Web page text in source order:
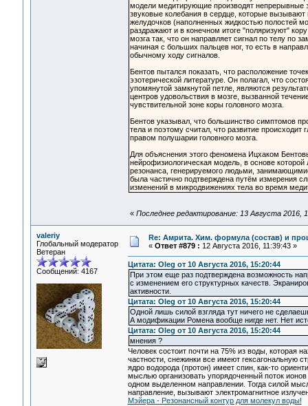
модели медитирующие производят непрерывные
звуковые колебания в сердце, которые вызывают
желудочков (наполненных жидкостью полостей
раздражают и в конечном итоге "поляризуют" кору
мозга так, что он направляет сигнал по телу по
начиная с больших пальцев ног, то есть в
обычному ходу сигналов.
Бентов пытался показать, что расположение
эзотерической литературе. Он полагал, что
упомянутой замкнутой петле, являются
центров удовольствия в мозге, вызванной
чувствительной зоне коры головного мозга.
Бентов указывал, что большинство симптомов
тела и поэтому считал, что развитие происходит
правом полушарии головного мозга.
Для объяснения этого феномена Ицхаком
нейрофизиологическая модель, в основе которой
резонанса, генерируемого людьми,
была частично подтверждена путём измерения
изменений в микродвижениях тела во время
« Последнее редактирование: 13 Августа 2016,
valeriy
Глобальный модератор
Ветеран
Сообщений: 4167
Re: Амрита. Хим. формула (состав) и
« Ответ #879 : 12 Августа 2016, 11:39:43 »
Цитата: Oleg от 10 Августа 2016, 15:20:44
При этом еще раз подтверждена возможность
с изменением его структурных качеств.
активности.
Цитата: Oleg от 10 Августа 2016, 15:20:44
Одной лишь силой взгляда тут ничего не
А модификации Ромена вообще нигде нет. Нет
Цитата: Oleg от 10 Августа 2016, 15:20:44
мнения ?
Человек состоит почти на 75% из воды, которая
частности, снежинки все имеют гексагональную
ядро водорода (протон) имеет спин, как-то
мыслью организовать упорядоченный поток
одном выделенном направлении. Тогда силой
направление, вызывают электромагнитное
Мэйера - Резонансный контур для молекул воды!